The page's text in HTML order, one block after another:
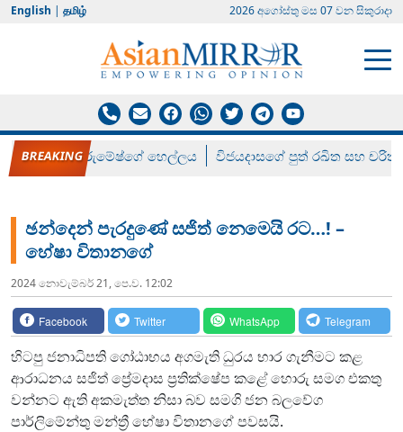
English | தமிழ் 2026 අගෝස්‍තු මස 07 වන සිකුරාදා
රන් ගෙනා රුමේෂ්ගේ හෙල්ලය විජයදාසගේ පුත් රඛිත සහ චරිත්
ඡන්දෙන් පැරදුණේ සජිත් නෙමෙයි රට…! –
හේෂා විතානගේ
2024 නොවැම්‍බර් 21, පෙ.ව. 12:02
Facebook Twitter WhatsApp Telegram
හිටපු ජනාධිපති ගෝඨාභය අගමැති ධුරය භාර ගැනීමට කළ
ආරාධනය සජිත් ප්‍රේමදාස ප්‍රතික්ෂේප කළේ හොරු සමග එකතු
වන්නට ඇති අකමැත්ත නිසා බව සමගි ජන බලවේග
පාර්ලිමේන්තු මන්ත්‍රී හේෂා විතානගේ පවසයි.